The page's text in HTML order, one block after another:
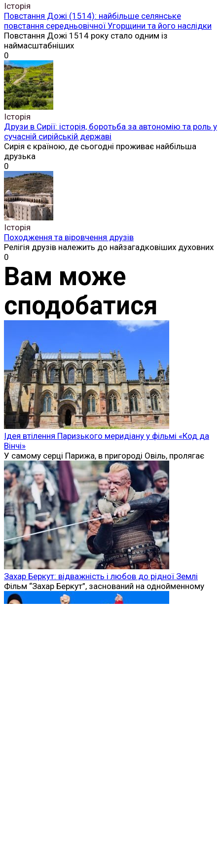
Історія
Повстання Дожі (1514): найбільше селянське
повстання середньовічної Угорщини та його наслідки
Повстання Дожі 1514 року стало одним із
наймасштабніших
0
Історія
Друзи в Сирії: історія, боротьба за автономію та роль у
сучасній сирійській державі
Сирія є країною, де сьогодні проживає найбільша
друзька
0
Історія
Походження та віровчення друзів
Релігія друзів належить до найзагадковіших духовних
0
Вам може
сподобатися
Ідея втілення Паризького меридіану у фільмі «Код да
Вінчі»
У самому серці Парижа, в пригороді Овіль, пролягає
Захар Беркут: відважність і любов до рідної Землі
Фільм “Захар Беркут”, заснований на однойменному